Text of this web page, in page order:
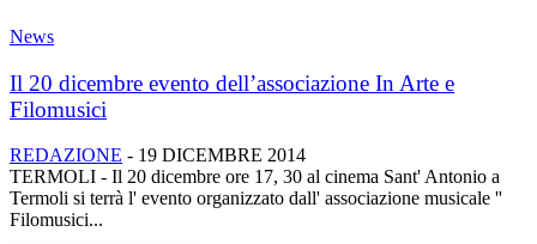
News
Il 20 dicembre evento dell’associazione In Arte e
Filomusici
REDAZIONE - 19 DICEMBRE 2014
TERMOLI - Il 20 dicembre ore 17, 30 al cinema Sant' Antonio a
Termoli si terrà l' evento organizzato dall' associazione musicale ''
Filomusici...